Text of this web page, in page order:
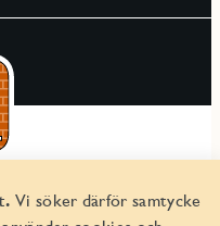
Vi söker därför samtycke